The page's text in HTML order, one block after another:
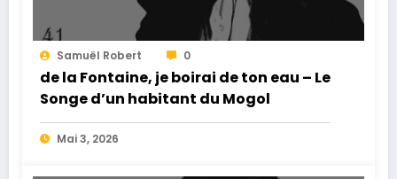
Samuël Robert 0
de la Fontaine, je boirai de ton eau – Le
Songe d’un habitant du Mogol
Mai 3, 2026